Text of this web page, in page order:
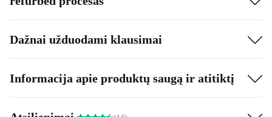
16 GB greita DDR4 operatyvioji atmintis(priklausomai nuo
konfigūracijos) – lengvas darbas su keliomis programomis.
Integruotas skaitmenų klavišas
– puikiai tinka tiems, kurie daug
Dažnai užduodami klausimai
Informacija apie produktų saugą ir atitiktį